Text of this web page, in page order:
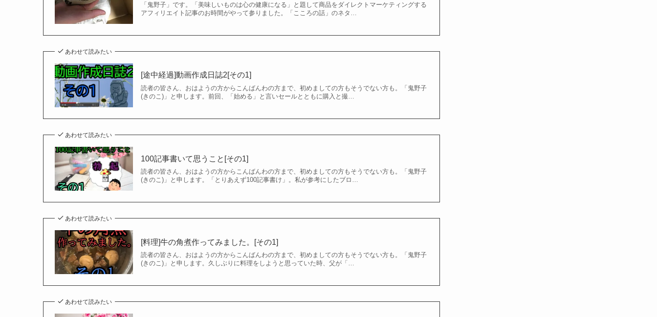
「鬼野子」です。「美味しいものは心の健康になる」と題して商品をダイレクトマーケティングする
アフィリエイト記事のお時間がやって参りました。「こころの話」のネタ…
あわせて読みたい
[途中経過]動画作成日誌2[その1]
読者の皆さん、おはようの方からこんばんわの方まで、初めましての方もそうでない方も。「鬼野子
(きのこ)」と申します。前回、「始める」と言いセールとともに購入と撮…
あわせて読みたい
100記事書いて思うこと[その1]
読者の皆さん、おはようの方からこんばんわの方まで、初めましての方もそうでない方も。「鬼野子
(きのこ)」と申します。「とりあえず100記事書け」。私が参考にしたブロ…
あわせて読みたい
[料理]牛の角煮作ってみました。[その1]
読者の皆さん、おはようの方からこんばんわの方まで、初めましての方もそうでない方も。「鬼野子
(きのこ)」と申します。久しぶりに料理をしようと思っていた時、父が「…
あわせて読みたい